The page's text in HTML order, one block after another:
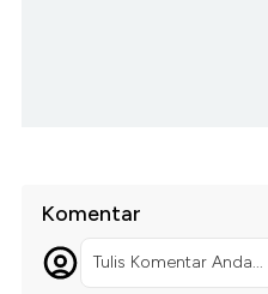
Komentar
Tulis Komentar Anda...